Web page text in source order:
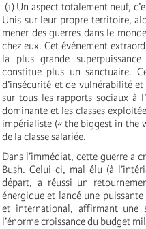
(1) Un aspect totalement neuf,
Unis sur leur propre territoire,
mener des guerres dans le
chez eux. Cet événement
la plus grande
constitue plus un sanctuaire.
d’insécurité et de vulnérabilité
sur tous les rapports sociaux à
dominante et les classes
impérialiste (« the biggest in the
de la classe salariée.
Dans l’immédiat, cette guerre a
Bush. Celui-ci, mal élu (à
départ, a réussi un
énergique et lancé une
et international, affirmant une
l’énorme croissance du budget